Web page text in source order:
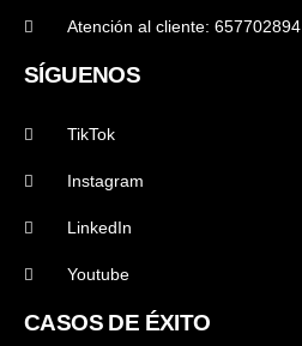
Atención al cliente: 657702894
SÍGUENOS
TikTok
Instagram
LinkedIn
Youtube
CASOS DE ÉXITO